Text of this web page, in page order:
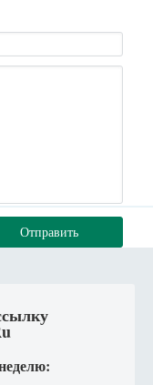
Отправить